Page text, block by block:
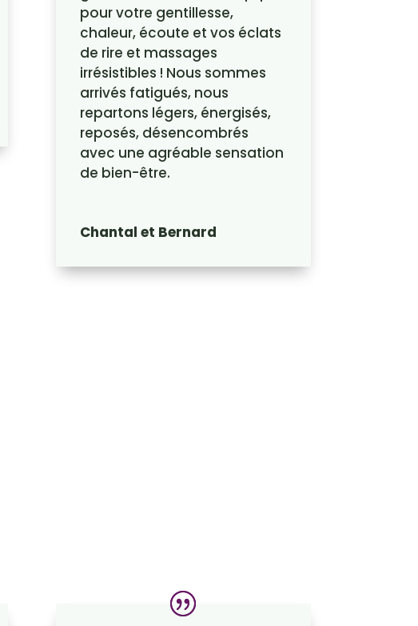
pour votre gentillesse,
chaleur, écoute et vos éclats
de rire et massages
irrésistibles ! Nous sommes
arrivés fatigués, nous
repartons légers, énergisés,
reposés, désencombrés
avec une agréable sensation
de bien-être.
Chantal et Bernard